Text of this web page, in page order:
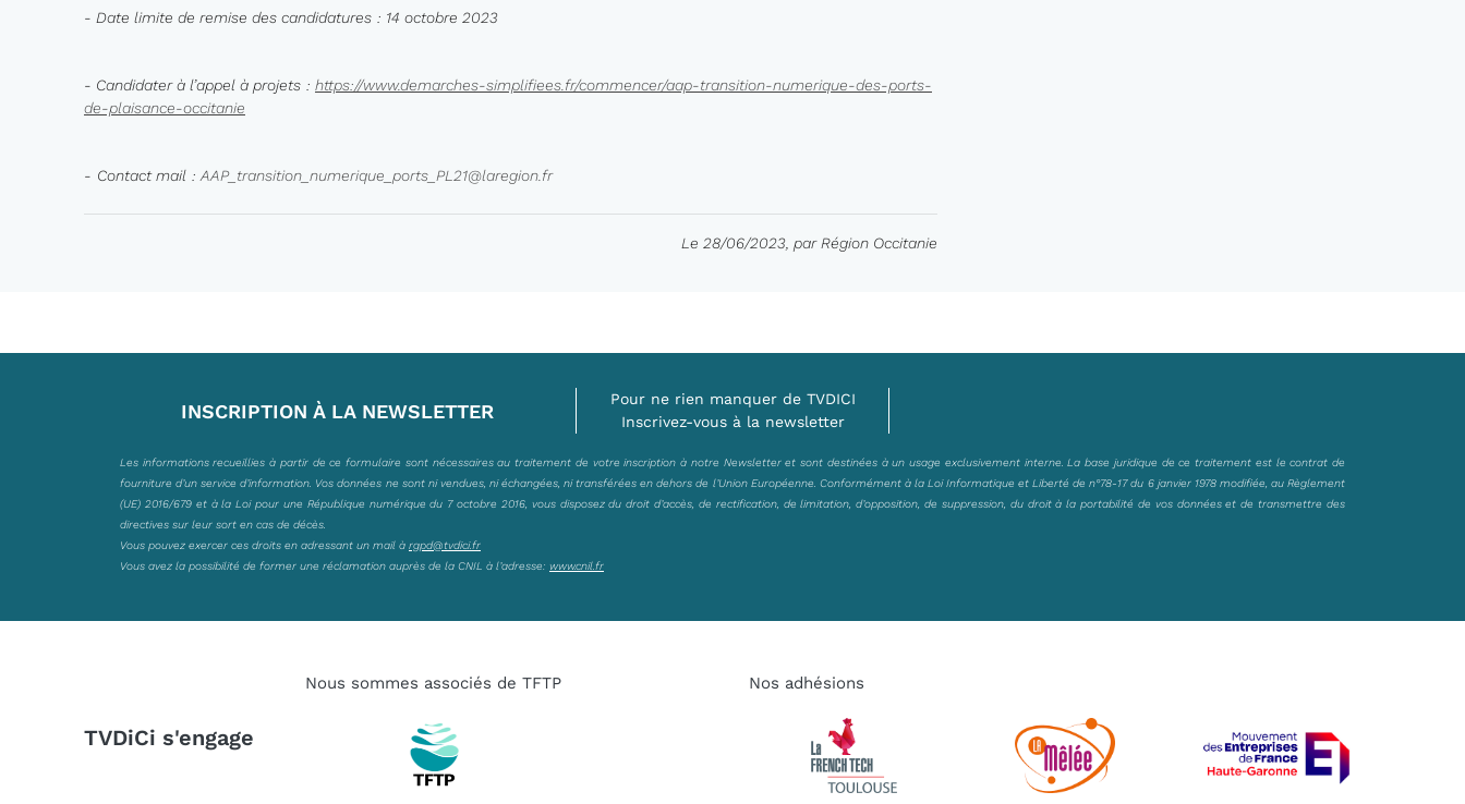
- Date limite de remise des candidatures : 14 octobre 2023
- Candidater à l’appel à projets : https://www.demarches-simplifiees.fr/commencer/aap-transition-numerique-des-ports-
de-plaisance-occitanie
- Contact mail : AAP_transition_numerique_ports_PL21@laregion.fr
Le 28/06/2023, par Région Occitanie
INSCRIPTION À LA NEWSLETTER
Pour ne rien manquer de TVDICI
Inscrivez-vous à la newsletter
Les informations recueillies à partir de ce formulaire sont nécessaires au traitement de votre inscription à notre Newsletter et sont destinées à un usage exclusivement interne. La base juridique de ce traitement est le contrat de
fourniture d’un service d’information. Vos données ne sont ni vendues, ni échangées, ni transférées en dehors de l’Union Européenne. Conformément à la Loi Informatique et Liberté de n°78-17 du 6 janvier 1978 modifiée, au Règlement
(UE) 2016/679 et à la Loi pour une République numérique du 7 octobre 2016, vous disposez du droit d’accès, de rectification, de limitation, d’opposition, de suppression, du droit à la portabilité de vos données et de transmettre des
directives sur leur sort en cas de décès.
Vous pouvez exercer ces droits en adressant un mail à rgpd@tvdici.fr
Vous avez la possibilité de former une réclamation auprès de la CNIL à l’adresse: www.cnil.fr
TVDiCi s'engage
Nous sommes associés de TFTP Nos adhésions